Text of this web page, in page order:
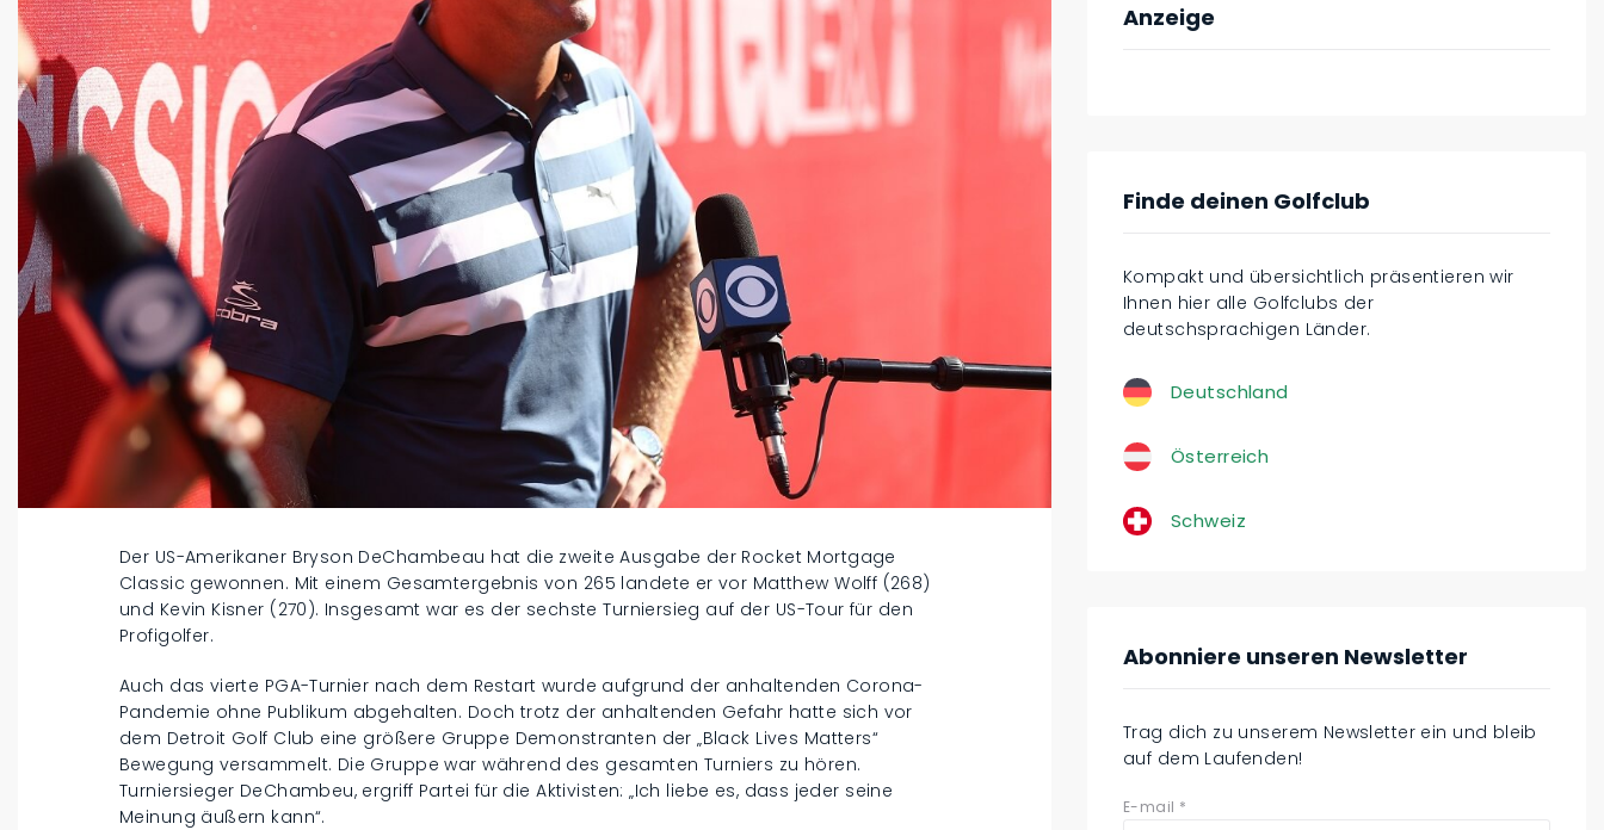
Der US-Amerikaner Bryson DeChambeau hat die zweite Ausgabe der Rocket Mortgage
Classic gewonnen. Mit einem Gesamtergebnis von 265 landete er vor Matthew Wolff (268)
und Kevin Kisner (270). Insgesamt war es der sechste Turniersieg auf der US-Tour für den
Profigolfer.
Auch das vierte PGA-Turnier nach dem Restart wurde aufgrund der anhaltenden Corona-
Pandemie ohne Publikum abgehalten. Doch trotz der anhaltenden Gefahr hatte sich vor
dem Detroit Golf Club eine größere Gruppe Demonstranten der „Black Lives Matters“
Bewegung versammelt. Die Gruppe war während des gesamten Turniers zu hören.
Turniersieger DeChambeu, ergriff Partei für die Aktivisten: „Ich liebe es, dass jeder seine
Meinung äußern kann“.
Anzeige
Finde deinen Golfclub
Kompakt und übersichtlich präsentieren wir
Ihnen hier alle Golfclubs der
deutschsprachigen Länder.
Deutschland
Österreich
Schweiz
Abonniere unseren Newsletter
Trag dich zu unserem Newsletter ein und bleib
auf dem Laufenden!
E-mail *